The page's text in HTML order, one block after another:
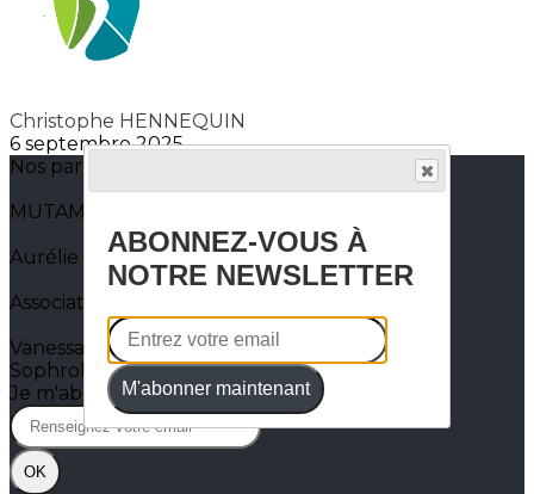
Christophe HENNEQUIN
6 septembre 2025
Nos partenaires : (Onglet haut de page)
MUTAMI MUTUELLE SOLIDAIRE
Aurélie FAGNOU-Diététicienne-Nutritionniste
Association pour la recherche sur le diabète
Vanessa LESTOQUOIS -et Corinne LALANDE
Sophrologue
Je m'abonne à la newsletter
OK
ABONNEZ-VOUS À
NOTRE NEWSLETTER
M'abonner maintenant